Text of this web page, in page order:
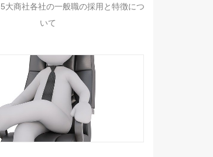
5大商社各社の一般職の採用と特徴につ
いて